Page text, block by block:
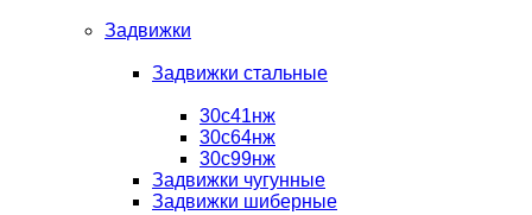
Задвижки
Задвижки стальные
30с41нж
30с64нж
30с99нж
Задвижки чугунные
Задвижки шиберные